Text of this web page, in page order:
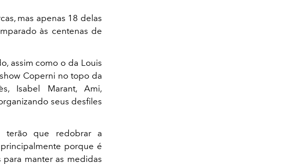
mas apenas 18 delas
às centenas de
assim como o da Louis
Coperni no topo da
Isabel Marant, Ami,
seus desfiles
terão que redobrar a
porque é
manter as medidas